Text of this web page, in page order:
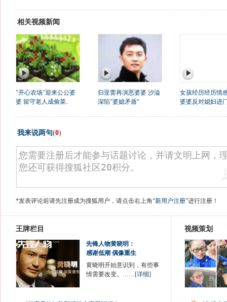
相关视频新闻
"开心农场"迎来公公婆
婆 留守老人成偷菜..
归亚蕾再演恶婆婆 沙溢
深陷"婆媳矛盾"
女孩经历经历情
婆婆反对媳妇进
我来说两句(0)
*发表评论前请先注册成为搜狐用户，请点击右上角“新用户注册”进行注册！
王牌栏目
先锋人物黄晓明：
感谢低潮 偶像重生
黄晓明开始意识到，有些事
情需要改变。……[详细]
视频策划